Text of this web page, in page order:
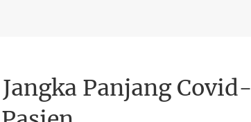
Panjang Covid-